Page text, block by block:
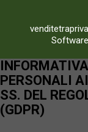
PERSONALI
SS. DEL
(GDPR)